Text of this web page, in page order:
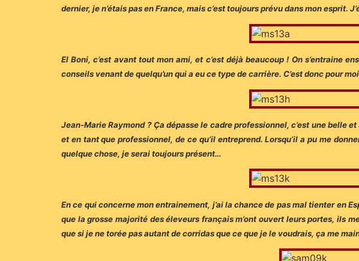
dernier, je n’étais pas en France, mais c’est toujours prévu dans mon esprit.
El Boni, c’est avant tout mon ami, et c’est déjà beaucoup ! On s’entraine
conseils venant de quelqu’un qui a eu ce type de carrière. C’est donc pour
Jean-Marie Raymond ? Ça dépasse le cadre professionnel, c’est une belle
et en tant que professionnel, de ce qu’il entreprend. Lorsqu’il a pu me
quelque chose, je serai toujours présent…
En ce qui concerne mon entrainement, j’ai la chance de pas mal tienter en
que la grosse majorité des éleveurs français m’ont ouvert leurs portes, ils
que si je ne torée pas autant de corridas que ce que je le voudrais, ça me